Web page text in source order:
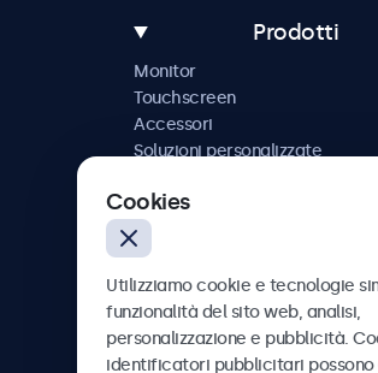
Prodotti
Monitor
Touchscreen
Accessori
Soluzioni personalizzate
Cookies
Utilizziamo cookie e tecnologie
funzionalità del sito web, analisi,
personalizzazione e pubblicità.
identificatori pubblicitari possono